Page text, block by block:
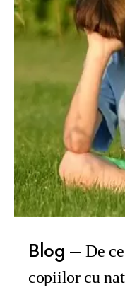
Blog
De
copiilor cu